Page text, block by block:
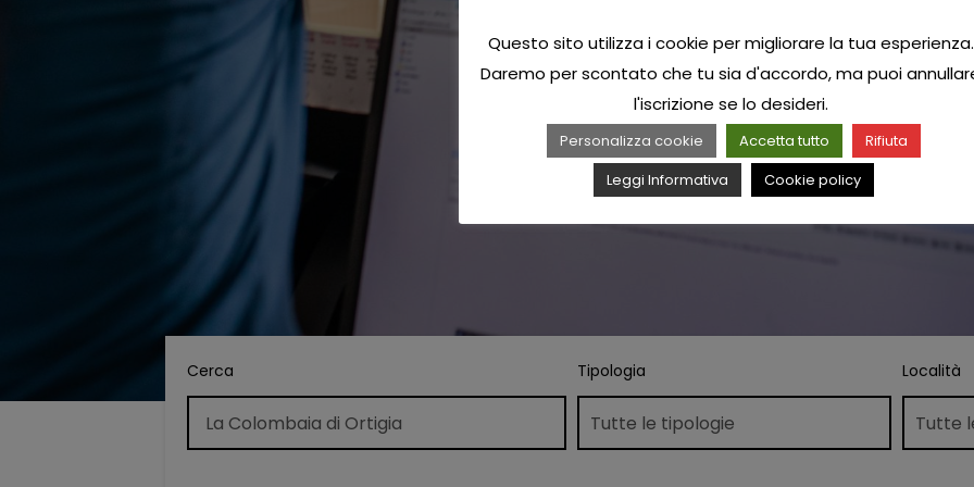
Cerca Tipologia Località
Questo sito utilizza i cookie per migliorare la tua esperienza.
Daremo per scontato che tu sia d'accordo, ma puoi
l'iscrizione se lo desideri.
Personalizza cookie Accetta tutto
Rifiuta
Leggi Informativa
Cookie policy